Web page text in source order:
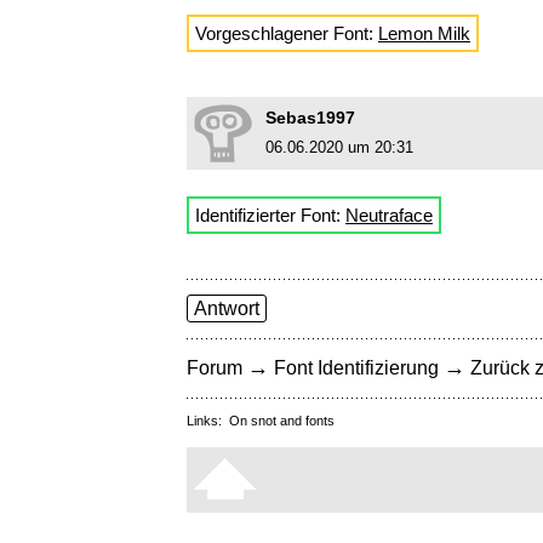
Vorgeschlagener Font: Lemon Milk
Sebas1997
06.06.2020 um 20:31
Identifizierter Font: Neutraface
Antwort
Forum → Font Identifizierung → Zurück
Links: On snot and fonts